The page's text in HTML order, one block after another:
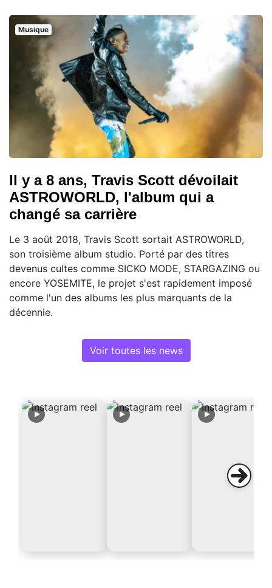
Musique
Il y a 8 ans, Travis Scott dévoilait
ASTROWORLD, l'album qui a
changé sa carrière
Le 3 août 2018, Travis Scott sortait ASTROWORLD,
son troisième album studio. Porté par des titres
devenus cultes comme SICKO MODE, STARGAZING ou
encore YOSEMITE, le projet s'est rapidement imposé
comme l'un des albums les plus marquants de la
décennie.
Voir toutes les news